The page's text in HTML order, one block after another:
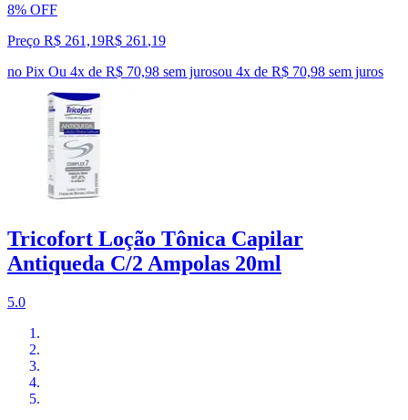
8% OFF
Preço R$ 261,19R$ 261 ,19
no Pix Ou 4x de R$ 70,98 sem jurosou 4x de R$ 70,98 sem juros
Tricofort Loção Tônica Capilar
Antiqueda C/2 Ampolas 20ml
5.0